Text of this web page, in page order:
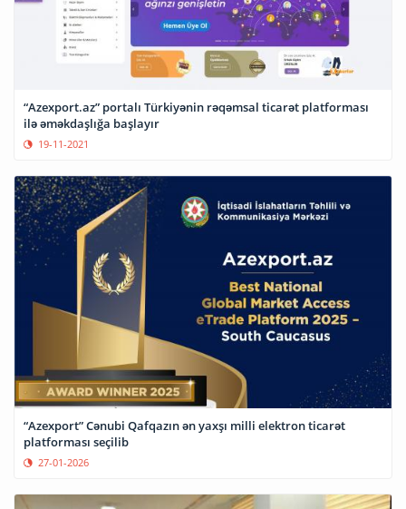
“Azexport.az” portalı Türkiyənin rəqəmsal ticarət platforması
ilə əməkdaşlığa başlayır
19-11-2021
“Azexport” Cənubi Qafqazın ən yaxşı milli elektron ticarət
platforması seçilib
27-01-2026